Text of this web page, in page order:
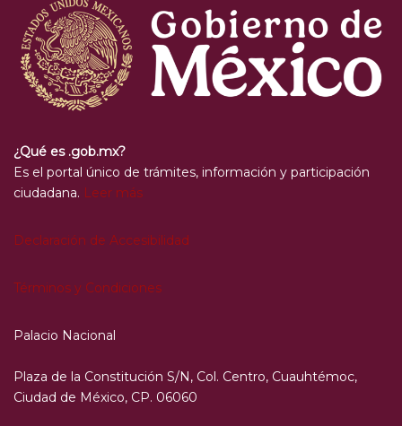
¿Qué es .gob.mx?
Es el portal único de trámites, información y participación
ciudadana. Leer más
Declaración de Accesibilidad
Términos y Condiciones
Palacio Nacional
Plaza de la Constitución S/N, Col. Centro, Cuauhtémoc,
Ciudad de México, CP. 06060